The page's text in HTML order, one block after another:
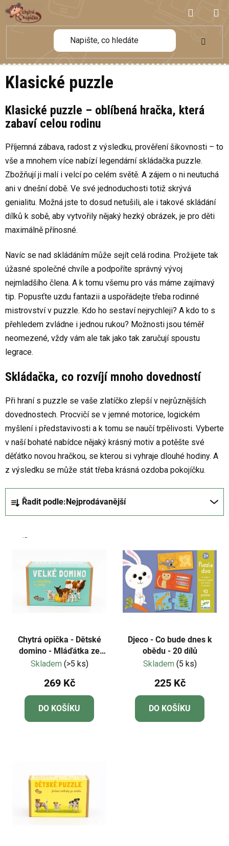
Přejít
na
obsah
KOŠÍK
Klasické puzzle
Klasické puzzle – oblíbená hračka, která
zabaví celou rodinu
Příjemná zábava, radost z výsledku, prověření šikovnosti – to
vše a mnohem více nabízí legendární skládačka puzzle.
Zbožňují ji malí i velcí po celém světě. A zájem o ni neutuchá
ani v dnešní době. Ve své jednoduchosti totiž skrývá
genialitu. Možná jste to dosud netušili, ale i takové skládání
dílků k sobě, aby vytvořily nějaký hezký obrázek, je pro děti
maximálně přínosné.
Navíc se nad skládáním může sejít celá rodina. Prožijete tak
úžasné společné chvíle a podpoříte správný vývoj
nejmladšího člena. A k tomu všemu pro vás máme zajímavý
tip. Popusťte uzdu fantazii a uspořádejte třeba rodinné
mistrovství v puzzle. Kdo ho sestaví nejrychleji? A kdo to s
přehledem zvládne i jednou rukou? Možnosti jsou téměř
neomezené, vždy vám ale tak jako tak zaručují spoustu
legrace.
Skládačka, co rozvíjí mnoho dovedností
Při hraní s puzzle se vaše zlatíčko zlepší v nejrůznějších
dovednostech. Procvičí se v jemné motorice, logickém
myšlení i představivosti a k tomu se naučí trpělivosti. Vyberte
v naší bohaté nabídce nějaký krásný motiv a potěšte své
děťátko novou hračkou, se kterou si vyhraje dlouhé hodiny. A
z výsledku se může stát třeba krásná ozdoba pokojíčku.
Řadit podle: Nejprodávanější
Chytrá opička - Dětské
domino - Mláďátka ze
statku a počty NOVÁ
Skladem (>5 ks)
269 Kč
DO KOŠÍKU
Djeco - Co bude dnes k
obědu - 20 dílů
Skladem (5 ks)
225 Kč
DO KOŠÍKU